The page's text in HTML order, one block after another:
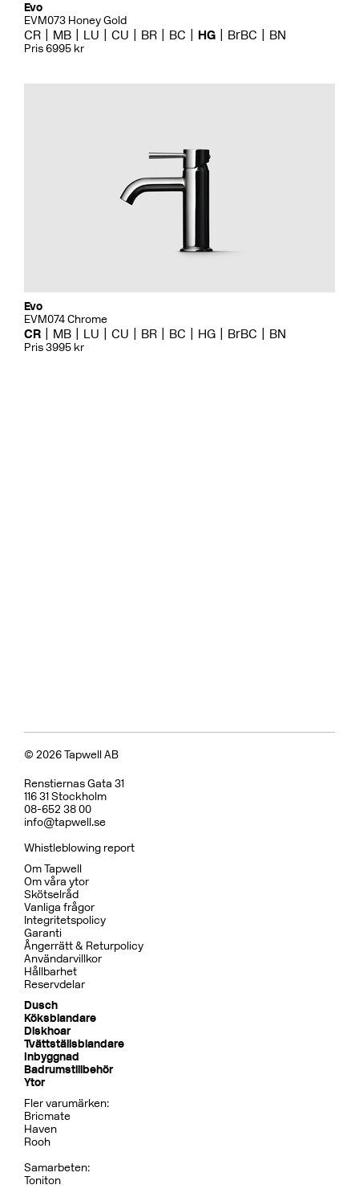
Evo
EVM073 Honey Gold
CR MB LU CU BR BC HG BrBC BN
Pris 6995 kr
Evo
EVM074 Chrome
CR MB LU CU BR BC HG BrBC BN
Pris 3995 kr
© 2026 Tapwell AB
Renstiernas Gata 31
116 31 Stockholm
08-652 38 00
info@tapwell.se
Whistleblowing report
Om Tapwell
Om våra ytor
Skötselråd
Vanliga frågor
Integritetspolicy
Garanti
Ångerrätt & Returpolicy
Användarvillkor
Hållbarhet
Reservdelar
Dusch
Köksblandare
Diskhoar
Tvättställsblandare
Inbyggnad
Badrumstillbehör
Ytor
Fler varumärken:
Bricmate
Haven
Rooh
Samarbeten:
Toniton